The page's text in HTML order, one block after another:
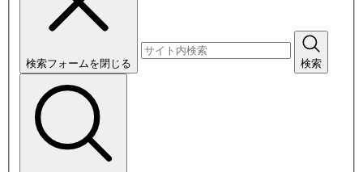
検索フォームを閉じる 検索